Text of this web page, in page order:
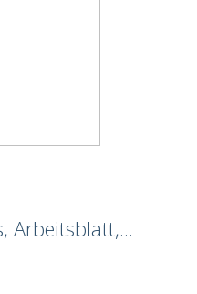
Arbeitsblatt,...